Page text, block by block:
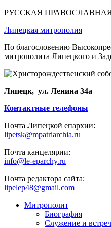
РУССКАЯ
Липецкая митрополия
По благословению
митрополита Липецкого и
Липецк, ул. Ленина 34а
Контактные телефоны
Почта Липецкой епархии:
lipetsk@mpatriarchia.ru
Почта канцелярии:
info@le-eparchy.ru
Почта редактора сайта:
lipelep48@gmail.com
Митрополит
Биография
Служение и